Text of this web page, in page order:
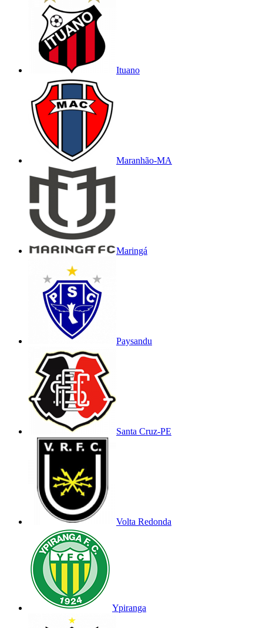
Ituano
Maranhão-MA
Maringá
Paysandu
Santa Cruz-PE
Volta Redonda
Ypiranga